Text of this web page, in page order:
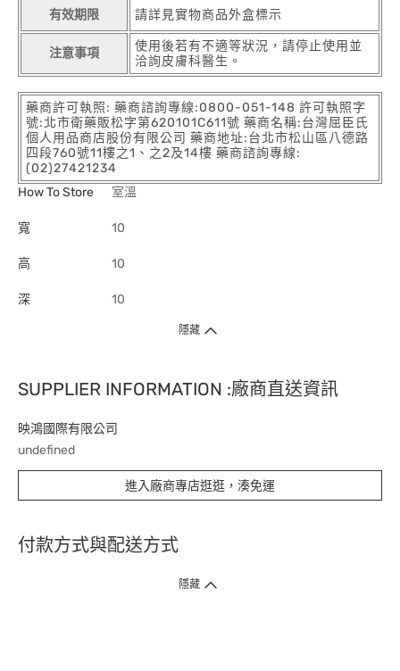
有效期限 請詳見實物商品外盒標示
注意事項
使用後若有不適等狀況，請停止使用並
洽詢皮膚科醫生。
藥商許可執照: 藥商諮詢專線:0800-051-148 許可執照字
號:北市衛藥販松字第620101C611號 藥商名稱:台灣屈臣氏
個人用品商店股份有限公司 藥商地址:台北市松山區八德路
四段760號11樓之1、之2及14樓 藥商諮詢專線:
(02)27421234
How To Store
室溫
寬 10
高 10
深 10
隱藏
SUPPLIER INFORMATION :廠商直送資訊
映鴻國際有限公司
undefined
進入廠商專店逛逛，湊免運
付款方式與配送方式
隱藏